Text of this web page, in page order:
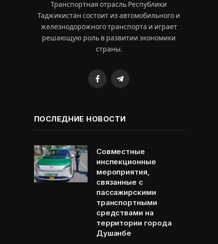
Транспортная отрасль Республики
Таджикистан состоит из автомобильного и
железнодорожного транспорта и играет
решающую роль в развитии экономики
страны.
FacebookTelegram
ПОСЛЕДНИЕ НОВОСТИ
Совместные
инспекционные
мероприятия,
связанные с
пассажирскими
транспортными
средствами на
территории города
Душанбе